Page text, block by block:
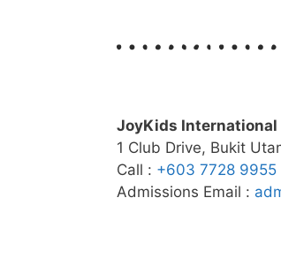
JoyKids International
1 Club Drive, Bukit
Call : +603 7728 9955
Admissions Email :